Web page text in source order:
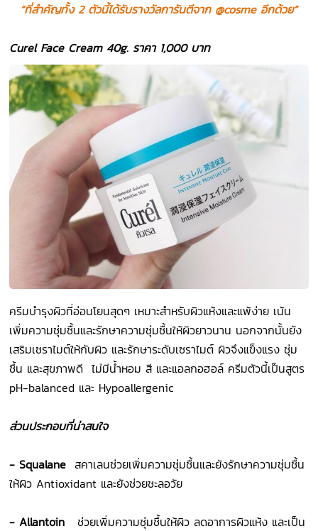
“ที่สำคัญทั้ง 2 ตัวนี้ได้รับรางวัลการันตีจาก @cosme อีกด้วย”
Curel Face Cream 40g. ราคา 1,000 บาท
ครีมบำรุงผิวที่อ่อนโยนสุดๆ เหมาะสำหรับผิวแห้งและแพ้ง่าย เน้น
เพิ่มความชุ่มชื้นและรักษาความชุ่มชื้นให้ผิวยาวนาน นอกจากนั้นยัง
เสริมเซราไมต์ให้กับผิว และรักษาระดับเซราไมต์ ผิวจึงแข็งแรง ชุ่ม
ชื้น และสุขภาพดี ไม่มีน้ำหอม สี และแอลกอฮอล์ ครีมตัวนี้เป็นสูตร
pH-balanced และ Hypoallergenic
ส่วนประกอบที่น่าสนใจ
- Squalane สคาเลนช่วยเพิ่มความชุ่มชื้นและยังรักษาความชุ่มชื้น
ให้ผิว Antioxidant และยังช่วยชะลอวัย
- Allantoin
ช่วยเพิ่มความชุ่มชื้นให้ผิว ลดอาการผิวแห้ง และเป็น